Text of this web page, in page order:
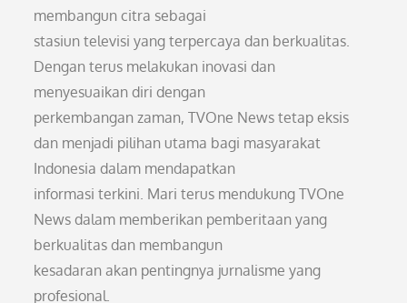
membangun citra sebagai
stasiun televisi yang terpercaya dan berkualitas.
Dengan terus melakukan inovasi dan
menyesuaikan diri dengan
perkembangan zaman, TVOne News tetap eksis
dan menjadi pilihan utama bagi masyarakat
Indonesia dalam mendapatkan
informasi terkini. Mari terus mendukung TVOne
News dalam memberikan pemberitaan yang
berkualitas dan membangun
kesadaran akan pentingnya jurnalisme yang
profesional.